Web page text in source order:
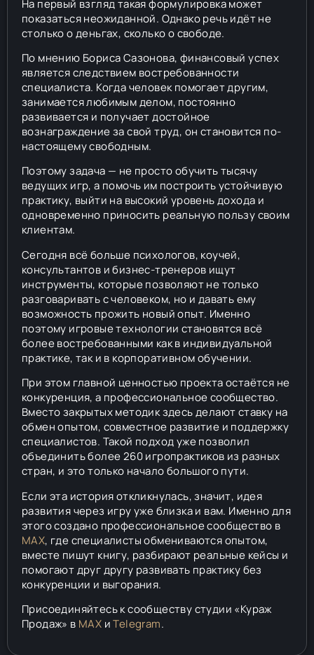
На первый взгляд такая формулировка может
показаться неожиданной. Однако речь идёт не
столько о деньгах, сколько о свободе.
По мнению Бориса Сазонова, финансовый успех
является следствием востребованности
специалиста. Когда человек помогает другим,
занимается любимым делом, постоянно
развивается и получает достойное
вознаграждение за свой труд, он становится по-
настоящему свободным.
Поэтому задача — не просто обучить тысячу
ведущих игр, а помочь им построить устойчивую
практику, выйти на высокий уровень дохода и
одновременно приносить реальную пользу своим
клиентам.
Сегодня всё больше психологов, коучей,
консультантов и бизнес-тренеров ищут
инструменты, которые позволяют не только
разговаривать с человеком, но и давать ему
возможность прожить новый опыт. Именно
поэтому игровые технологии становятся всё
более востребованными как в индивидуальной
практике, так и в корпоративном обучении.
При этом главной ценностью проекта остаётся не
конкуренция, а профессиональное сообщество.
Вместо закрытых методик здесь делают ставку на
обмен опытом, совместное развитие и поддержку
специалистов. Такой подход уже позволил
объединить более 260 игропрактиков из разных
стран, и это только начало большого пути.
Если эта история откликнулась, значит, идея
развития через игру уже близка и вам. Именно для
этого создано профессиональное сообщество в
MAX, где специалисты обмениваются опытом,
вместе пишут книгу, разбирают реальные кейсы и
помогают друг другу развивать практику без
конкуренции и выгорания.
Присоединяйтесь к сообществу студии «Кураж
Продаж» в МАХ иTelegram.